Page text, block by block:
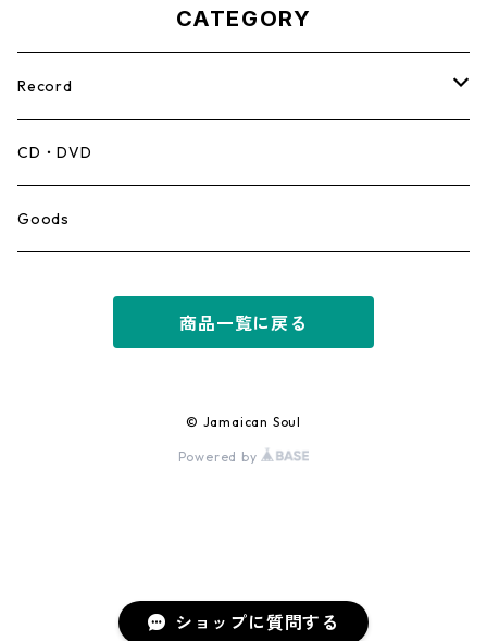
ショップに質問する
CATEGORY
Record
Mento,Calypso,Ballad
Ska
Early Dancehall
CD・DVD
Goods
商品一覧に戻る
© Jamaican Soul
Powered by